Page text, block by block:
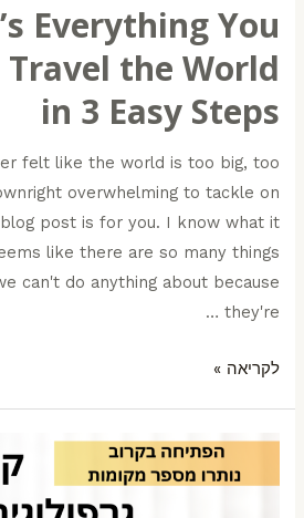
Everything You
the World
in 3 Easy Steps
felt like the world is too big, too
overwhelming to tackle on
post is for you. I know what it
like there are so many things
can't do anything about because
they're …
לקריאה »